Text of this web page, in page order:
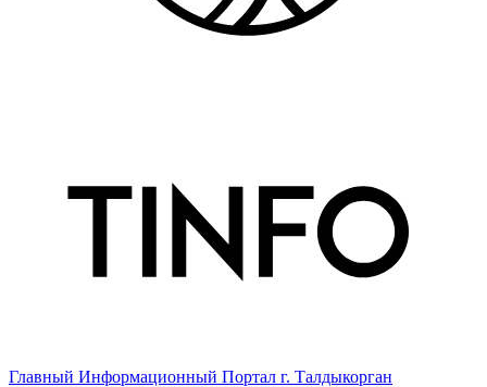
Главный Информационный Портал г. Талдыкорган